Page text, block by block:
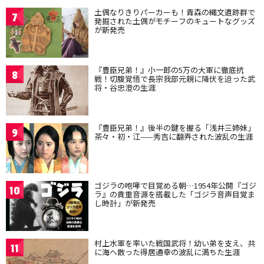
7 土偶なりきりパーカーも！青森の縄文遺跡群で
発掘された土偶がモチーフのキュートなグッズ
が新発売
8 『豊臣兄弟！』小一郎の5万の大軍に徹底抗
戦！切腹覚悟で長宗我部元親に降伏を迫った武
将・谷忠澄の生涯
9 『豊臣兄弟！』後半の鍵を握る「浅井三姉妹」
茶々・初・江——秀吉に翻弄された波乱の生涯
10 ゴジラの咆哮で目覚める朝…1954年公開『ゴジ
ラ』の貴重音源を搭載した「ゴジラ音声目覚ま
し時計」が新発売
11 村上水軍を率いた戦国武将！幼い弟を支え、共
に海へ散った得居通幸の波乱に満ちた生涯